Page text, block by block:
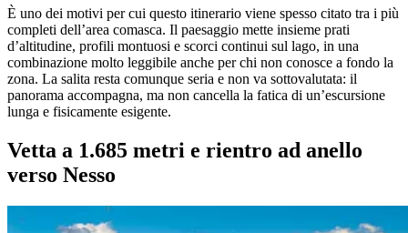
È uno dei motivi per cui questo itinerario viene spesso citato tra i più
completi dell’area comasca. Il paesaggio mette insieme prati
d’altitudine, profili montuosi e scorci continui sul lago, in una
combinazione molto leggibile anche per chi non conosce a fondo la
zona. La salita resta comunque seria e non va sottovalutata: il
panorama accompagna, ma non cancella la fatica di un’escursione
lunga e fisicamente esigente.
Vetta a 1.685 metri e rientro ad anello
verso Nesso